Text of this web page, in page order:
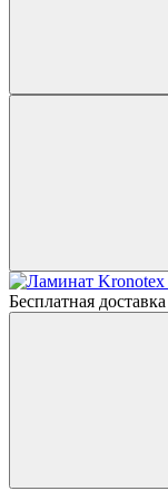
Бесплатная доставка